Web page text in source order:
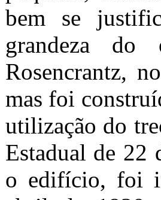
bem se
grandeza do
Rosencrantz,
mas foi
utilização do
Estadual de 22
o edifício, foi